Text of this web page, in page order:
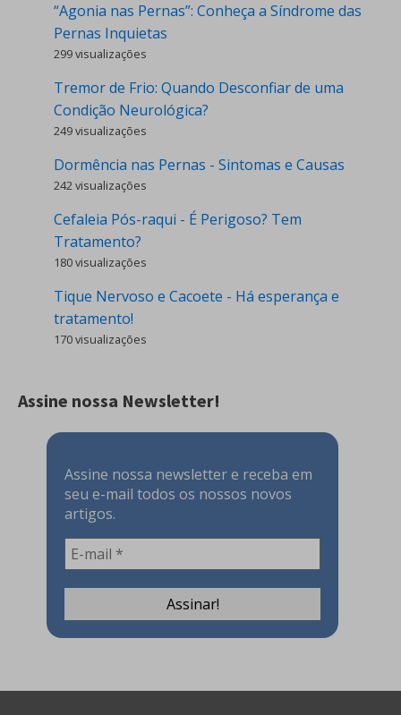
“Agonia nas Pernas”: Conheça a Síndrome das
Pernas Inquietas
299 visualizações
Tremor de Frio: Quando Desconfiar de uma
Condição Neurológica?
249 visualizações
Dormência nas Pernas - Sintomas e Causas
242 visualizações
Cefaleia Pós-raqui - É Perigoso? Tem
Tratamento?
180 visualizações
Tique Nervoso e Cacoete - Há esperança e
tratamento!
170 visualizações
Assine nossa Newsletter!
Assine nossa newsletter e receba em
seu e-mail todos os nossos novos
artigos.